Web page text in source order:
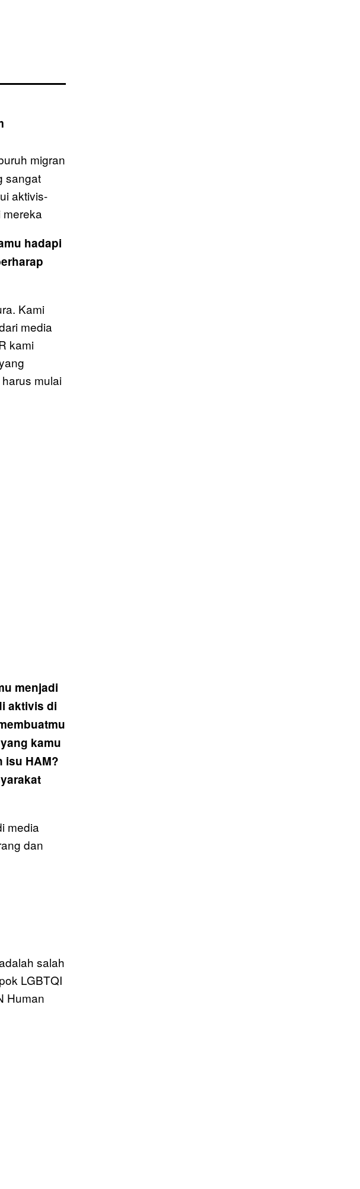
migran
sangat
aktivis-
hadapi
Kami
media
kami
mulai
menjadi
aktivis di
kamu
isu HAM?
media
dan
salah
LGBTQI
Human